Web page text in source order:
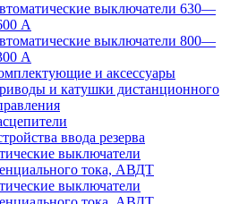
выключатели 630—
А
выключатели 800—
А
и аксессуары
и катушки дистанционного
ввода резерва
выключатели
тока, АВДТ
выключатели